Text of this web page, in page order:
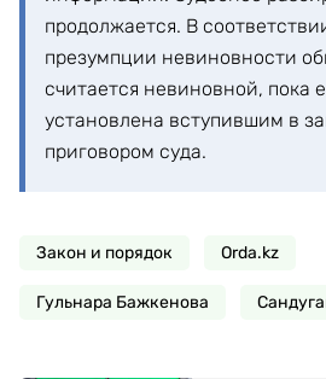
продолжается. В
презумпции невиновности
считается невиновной, пока
установлена вступившим в
приговором суда.
Закон и порядок Orda.kz
Гульнара Бажкенова